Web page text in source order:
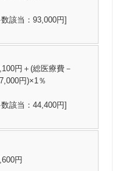
数該当：93,000円]
円＋(総医療費－
円)×1％
数該当：44,400円]
円